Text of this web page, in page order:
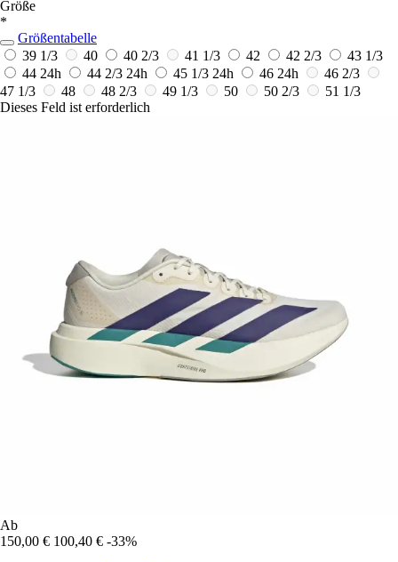
Größe
*
Größentabelle
39 1/3
40 40 2/3 41 1/3 42 42 2/3
43 1/3
44 24h 44 2/3 24h 45 1/3 24h 46 24h
46 2/3
47 1/3
48 48 2/3 49 1/3 50 50 2/3
51 1/3
Dieses Feld ist erforderlich
Ab
150,00 € 100,40 € -33%